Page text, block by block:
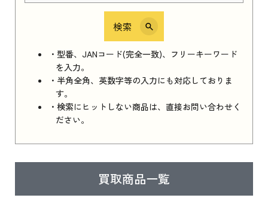
検索
・型番、JANコード(完全一致)、フリーキーワード
を入力。
・半角全角、英数字等の入力にも対応しておりま
す。
・検索にヒットしない商品は、直接お問い合わせく
ださい。
買取商品一覧
iPhone 16e シリーズ 2025
iPhone 16e シリーズ 2025 新品買取価格はこち
ら
iPad 11インチ 2025年春モデル
はこちら